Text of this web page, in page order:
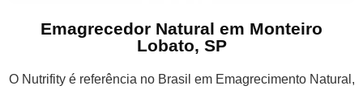
Emagrecedor Natural em Monteiro
Lobato, SP
O Nutrifity é referência no Brasil em Emagrecimento Natural,